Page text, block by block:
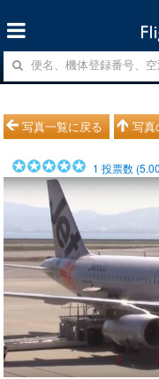
写真一覧に戻る 写真
1 投票数 (5.00